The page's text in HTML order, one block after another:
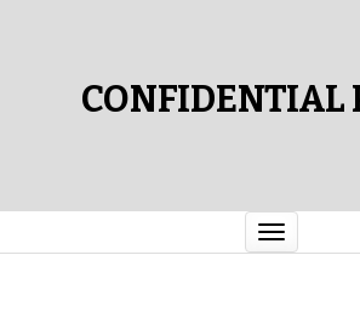
CONFIDENTIAL
Comută
navigarea